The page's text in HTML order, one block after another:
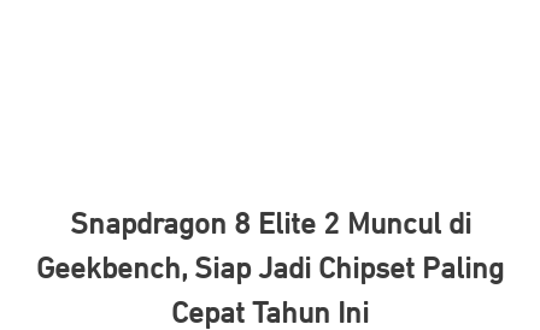
Snapdragon 8 Elite 2 Muncul di
Geekbench, Siap Jadi Chipset Paling
Cepat Tahun Ini